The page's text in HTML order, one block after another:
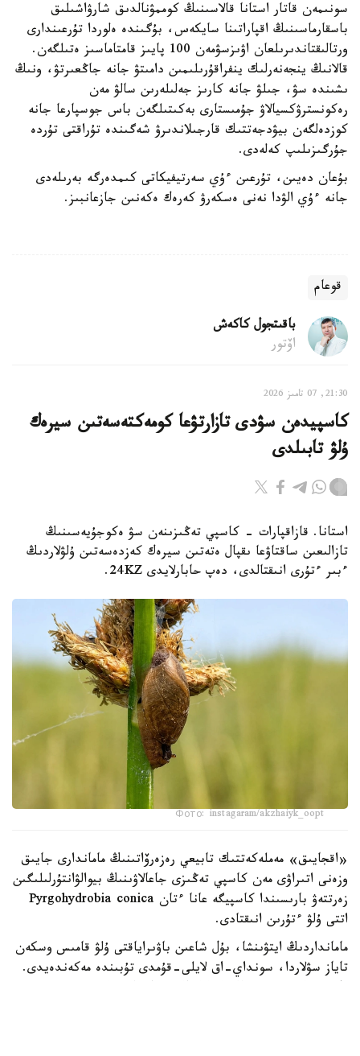
سونىمەن قاتار استانا قالاسىنىڭ كوممۋنالدىق شارۋاشىلىق
باسقارماسىنىڭ اقپاراتىنا سايكەس، بۇگىندە ەلوردا تۇرعىندارى
ورتالىقتاندىرىلعان اۋىزسۋمەن 100 پايىز قامتاماسىز ەتىلگەن.
قالانىڭ ينجەنەرلىك ينفراقۇرىلىمىن دامىتۋ جانە جاڭعىرتۋ، ونىڭ
ىشىندە سۋ، جىلۋ جانە كارىز جەلىلەرىن سالۋ مەن
رەكونسترۋكسيالاۋ جۇمىستارى بەكىتىلگەن باس جوسپارعا جانە
كوزدەلگەن بيۋدجەتتىك قارجىلاندىرۋ شەگىندە تۇراقتى تۇردە
جۇرگىزىلىپ كەلەدى.
بۇعان دەيىن، تۇرعىن ءۇي سەرتيفيكاتى كىمدەرگە بەرىلەدى
جانە ءۇي الۋدا نەنى ەسكەرۋ كەرەك ەكەنىن جازعانبىز.
قوعام
باقىتجول كاكەش
اۆتور
21:30, 07 تامىز 2026
كاسپيدەن سۋدى تازارتۋعا كومەكتەسەتىن سيرەك
ۇلۋ تابىلدى
استانا. قازاقپارات - كاسپي تەڭىزىنەن سۋ ەكوجۇيەسىنىڭ
تازالىعىن ساقتاۋعا ىقپال ەتەتىن سيرەك كەزدەسەتىن ۇلۋلاردىڭ
ءبىر ءتۇرى انىقتالدى، دەپ حابارلايدى 24KZ.
Фото: instagaram/akzhaiyk_oopt
«اقجايىق» مەملەكەتتىك تابيعي رەزەرۆاتىنىڭ ماماندارى جايىق
وزەنى اتىراۋى مەن كاسپي تەڭىزى جاعالاۋىنىڭ بيوالۋانتۇرلىلىگىن
زەرتتەۋ بارىسىندا كاسپيگە عانا ءتان Pyrgohydrobia conica
اتتى ۇلۋ ءتۇرىن انىقتادى.
مامانداردىڭ ايتۋىنشا، بۇل شاعىن باۋىراياقتى ۇلۋ قامىس وسكەن
تاياز سۋلاردا، سونداي-اق لايلى-قۇمدى تۇبىندە مەكەندەيدى.